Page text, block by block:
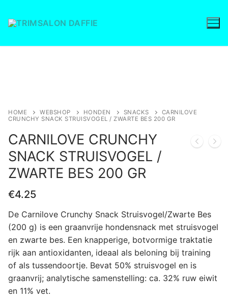
naar
inhoud
HOME WEBSHOP HONDEN SNACKS
CARNILOVE
CRUNCHY SNACK STRUISVOGEL / ZWARTE BES 200 GR
CARNILOVE CRUNCHY
SNACK STRUISVOGEL /
ZWARTE BES 200 GR
€4.25
De Carnilove Crunchy Snack Struisvogel/Zwarte Bes
(200 g) is een graanvrije hondensnack met struisvogel
en zwarte bes. Een knapperige, botvormige traktatie
rijk aan antioxidanten, ideaal als beloning bij training
of als tussendoortje. Bevat 50% struisvogel en is
graanvrij; analytische samenstelling: ca. 32% ruw eiwit
en 11% vet.